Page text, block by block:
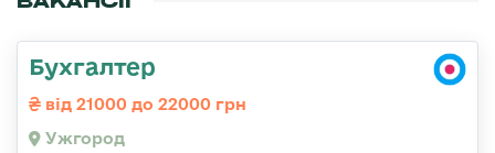
Бухгалтер
від 21000 до 22000 грн
Ужгород